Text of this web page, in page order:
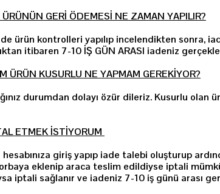
GERİ ÖDEMESİ NE ZAMAN YAPILIR?
ürün kontrolleri yapılıp incelendikten sonra,
itibaren 7-10 İŞ GÜN ARASI iadeniz
ÜRÜN KUSURLU NE YAPMAM GEREKİYOR?
durumdan dolayı özür dileriz. Kusurlu
ETMEK İSTİYORUM
giriş yapıp iade talebi oluşturup
eklenip araca teslim edildiyse iptali
iptali sağlanır ve iadeniz 7-10 iş günü arası